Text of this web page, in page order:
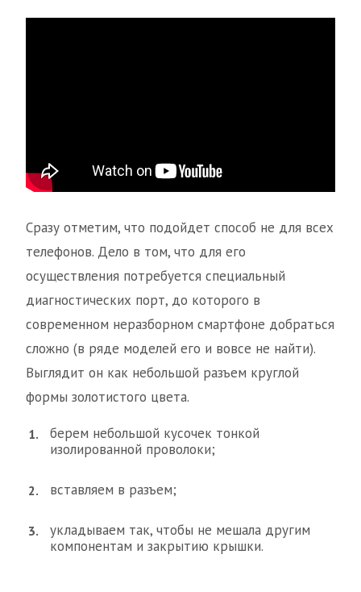
Сразу отметим, что подойдет способ не для всех
телефонов. Дело в том, что для его
осуществления потребуется специальный
диагностических порт, до которого в
современном неразборном смартфоне добраться
сложно (в ряде моделей его и вовсе не найти).
Выглядит он как небольшой разъем круглой
формы золотистого цвета.
берем небольшой кусочек тонкой
изолированной проволоки;
вставляем в разъем;
укладываем так, чтобы не мешала другим
компонентам и закрытию крышки.